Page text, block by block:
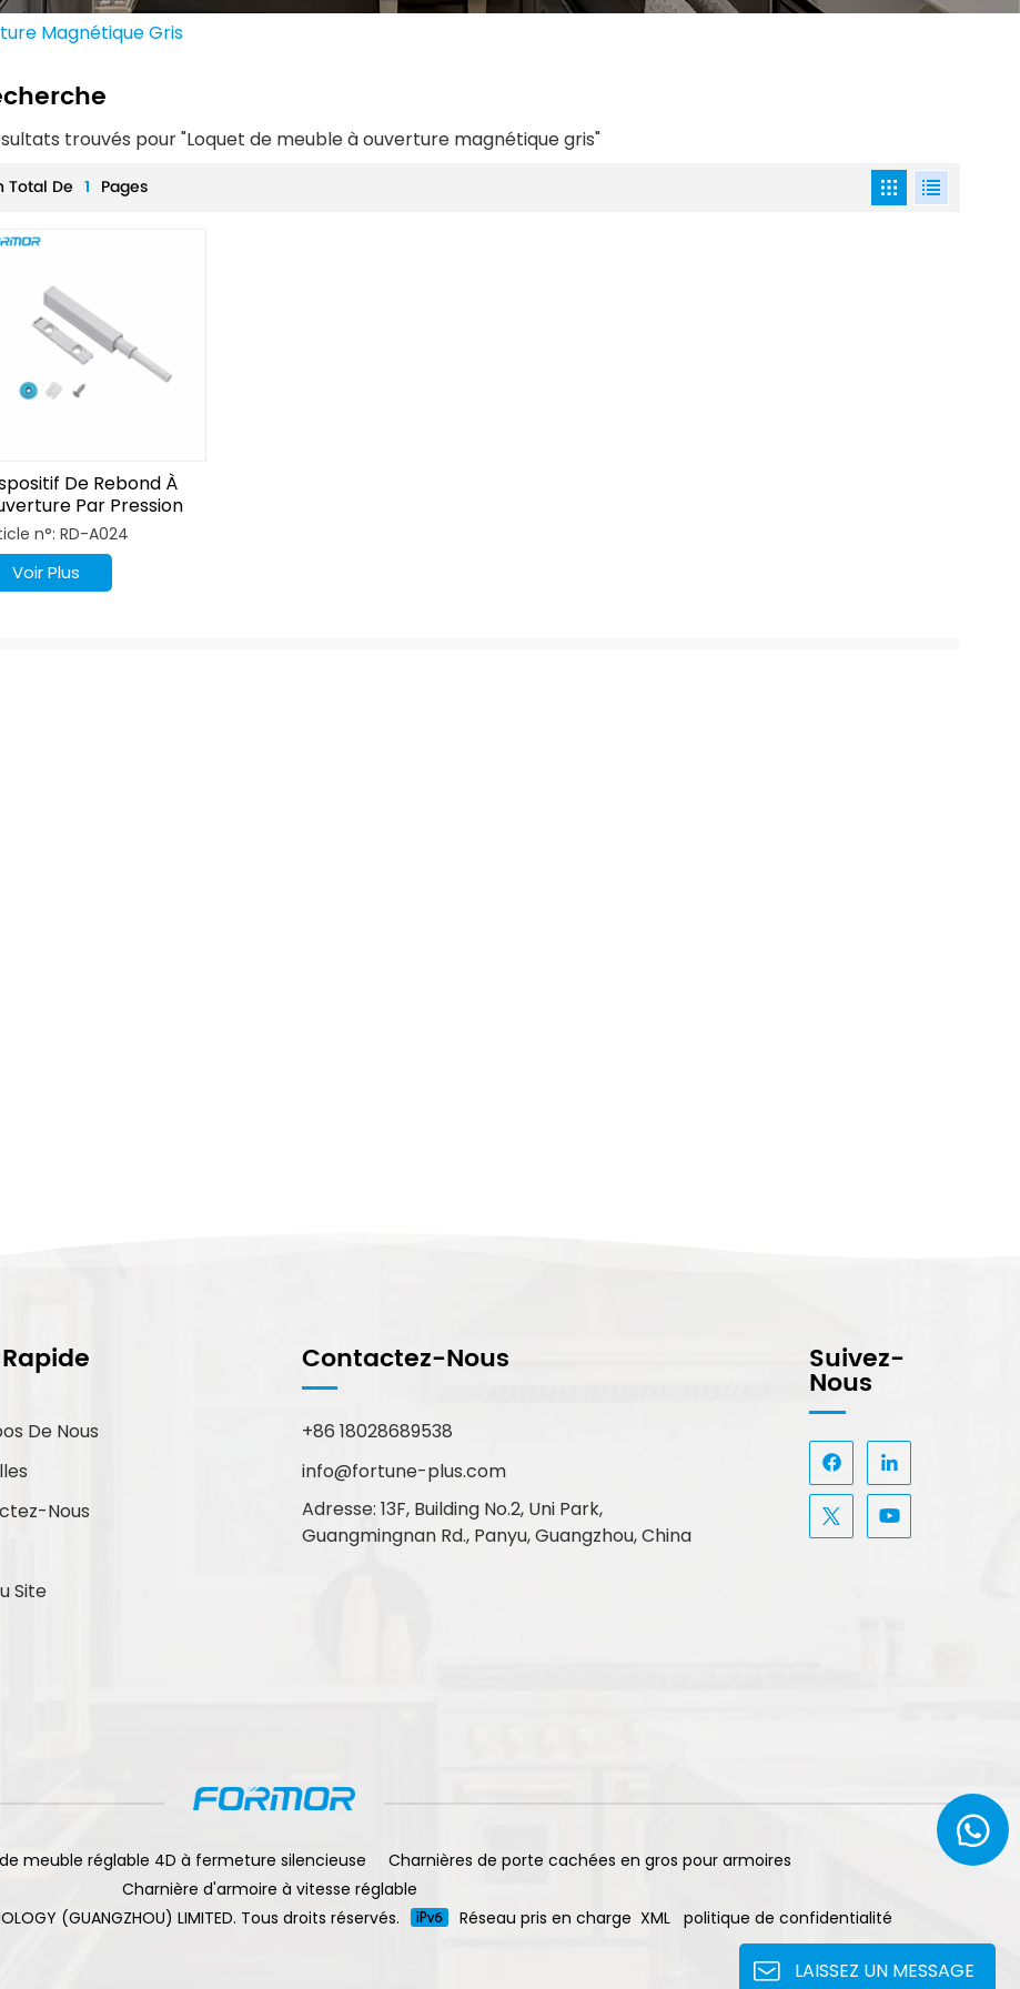
Magnétique Gris
trouvés pour "Loquet de meuble à ouverture magnétique gris"
Total De 1 Pages
De Rebond À
Par Pression
Pour
n°: RD-A024
Voir Plus
De Nous
Nous
Site
Contactez-Nous
+86 18028689538
info@fortune-plus.com
Adresse: 13F, Building No.2, Uni Park,
Guangmingnan Rd., Panyu, Guangzhou, China
Suivez-
Nous
meuble réglable 4D à fermeture silencieuse
Charnières de porte cachées en gros pour armoires
Charnière d'armoire à vitesse réglable
(GUANGZHOU) LIMITED. Tous droits réservés.
Réseau pris en charge XML politique de confidentialité
LAISSEZ UN MESSAGE